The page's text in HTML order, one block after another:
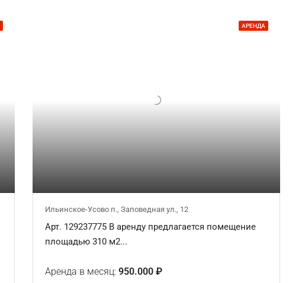
АРЕНДА
Ильинское-Усово п., Заповедная ул., 12
Арт. 129237775 В аренду предлагается помещение
площадью 310 м2...
Аренда в месяц: 950.000 ₽